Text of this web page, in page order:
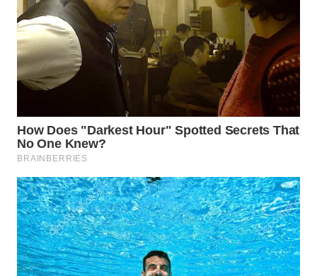
WAHANANEWS
CO ID
WAHANANEWS
WAHANA
SPORT
WAHANA
UMKM
WAHANA
SELEB